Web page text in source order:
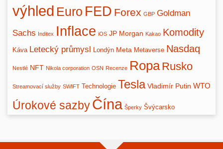
výhled Euro FED Forex GBP Goldman
Sachs Inditex Inflace iOS JP Morgan Kakao Komodity
Káva Letecký průmysl Londýn Meta Metaverse Nasdaq
Nestlé NFT Nikola corporation OSN Recenze Ropa Rusko
Streamovací služby SWIFT Technologie Tesla Vladimír Putin WTO
Úrokové sazby Čína Šperky Švýcarsko